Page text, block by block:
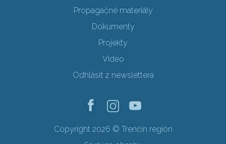
Propagačné materiály
Dokumenty
Projekty
Video
Odhlásiť z newslettera
Copyright 2026 © Trenčín región